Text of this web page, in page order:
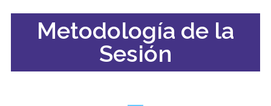
Metodología de la
Sesión